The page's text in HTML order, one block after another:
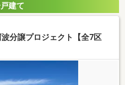
建て
波分譲プロジェクト【全7区